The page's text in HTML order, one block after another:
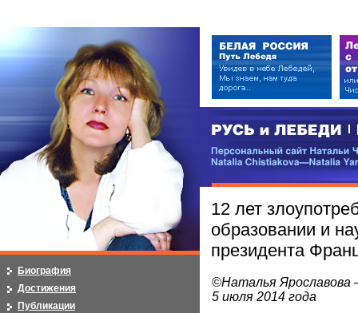
РУСЬ и ЛЕБЕДИ | RUSI —
Персональный сайт Натальи
12 лет
образовании и
президента
©Наталья Ярославова
5 июля 2014 года
Биография
Достижения
Публикации